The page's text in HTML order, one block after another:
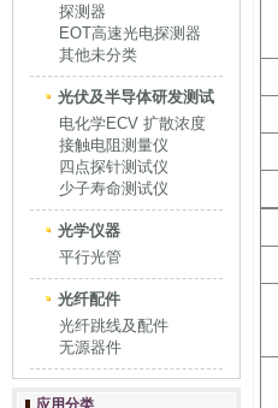
探测器
EOT高速光电探测器
其他未分类
光伏及半导体研发测试
电化学ECV 扩散浓度
接触电阻测量仪
四点探针测试仪
少子寿命测试仪
光学仪器
平行光管
光纤配件
光纤跳线及配件
无源器件
应用分类